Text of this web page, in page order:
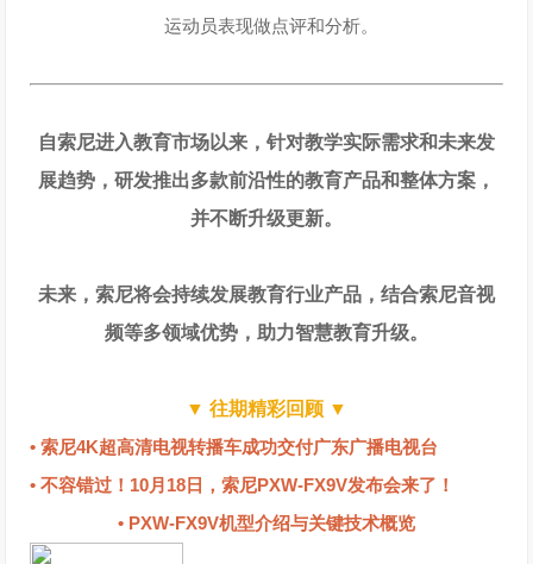
运动员表现做点评和分析。
自索尼进入教育市场以来，针对教学实际需求和未来发
展趋势，研发推出多款前沿性的教育产品和整体方案，
并不断升级更新。
未来，索尼将会持续发展教育行业产品，结合索尼音视
频等多领域优势，助力智慧教育升级。
▼ 往期精彩回顾 ▼
• 索尼4K超高清电视转播车成功交付广东广播电视台
• 不容错过！ 10月18日，索尼PXW-FX9V发布会来了！
• PXW-FX9V机型介绍与关键技术概览